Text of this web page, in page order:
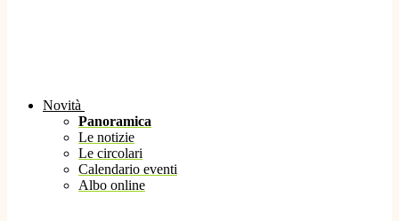
Novità
Panoramica
Le notizie
Le circolari
Calendario eventi
Albo online